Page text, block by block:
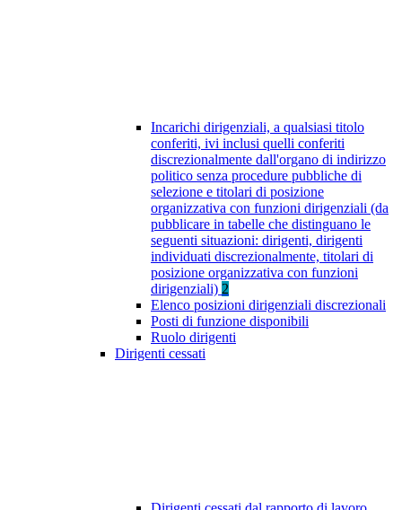
Incarichi dirigenziali, a qualsiasi titolo
conferiti, ivi inclusi quelli conferiti
discrezionalmente dall'organo di indirizzo
politico senza procedure pubbliche di
selezione e titolari di posizione
organizzativa con funzioni dirigenziali (da
pubblicare in tabelle che distinguano le
seguenti situazioni: dirigenti, dirigenti
individuati discrezionalmente, titolari di
posizione organizzativa con funzioni
dirigenziali) 2
Elenco posizioni dirigenziali discrezionali
Posti di funzione disponibili
Ruolo dirigenti
Dirigenti cessati